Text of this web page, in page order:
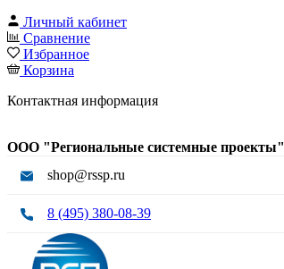
Личный кабинет
Сравнение
Избранное
Корзина
Контактная информация
ООО "Региональные системные проекты"
shop@rssp.ru
8 (495) 380-08-39